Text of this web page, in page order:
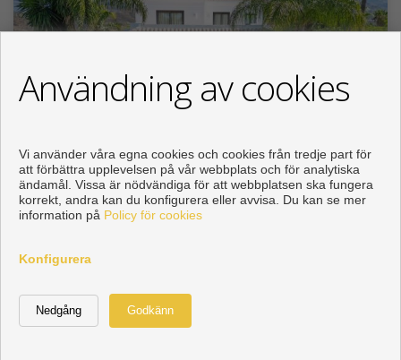
Exklusiv villa med stor
renoveringspotential på Marbella...
Ett prestigefyllt boende med generösa ytor, hög kvalitet
Användning av cookies
Vi använder våra egna cookies och cookies från tredje part för
att förbättra upplevelsen på vår webbplats och för analytiska
ändamål. Vissa är nödvändiga för att webbplatsen ska fungera
korrekt, andra kan du konfigurera eller avvisa. Du kan se mer
information på Policy för cookies
Konfigurera